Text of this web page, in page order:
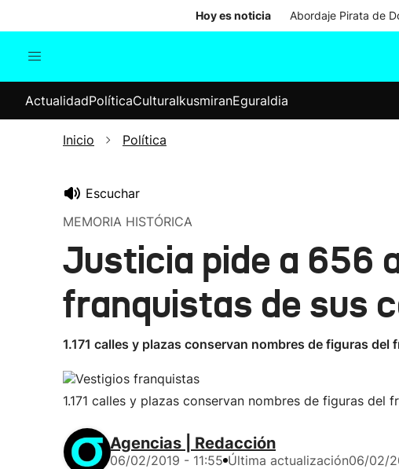
Hoy es noticia Abordaje Pirata de
Internacional
Elecciones
ActualidadPolíticaCulturaIkusmiranEguraldia
Inicio Política
Escuchar
MEMORIA HISTÓRICA
Justicia pide a 656
franquistas de sus
1.171 calles y plazas conservan nombres de figuras del
1.171 calles y plazas conservan nombres de figuras del
Agencias | Redacción
06/02/2019 - 11:55 Última actualización06/02/